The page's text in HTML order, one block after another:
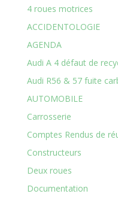
4 roues motrices
ACCIDENTOLOGIE
AGENDA
Audi A 4 défaut de
Audi R56 & 57 fuite
AUTOMOBILE
Carrosserie
Comptes Rendus de
Constructeurs
Deux roues
Documentation